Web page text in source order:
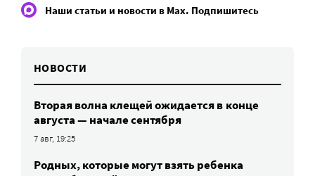
Наши статьи и новости в Max. Подпишитесь
НОВОСТИ
Вторая волна клещей ожидается в конце
августа — начале сентября
7 авг, 19:25
Родных, которые могут взять ребенка